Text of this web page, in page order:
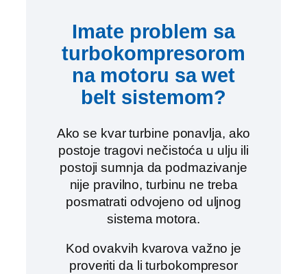
Imate problem sa
turbokompresorom
na motoru sa wet
belt sistemom?
Ako se kvar turbine ponavlja, ako
postoje tragovi nečistoća u ulju ili
postoji sumnja da podmazivanje
nije pravilno, turbinu ne treba
posmatrati odvojeno od uljnog
sistema motora.
Kod ovakvih kvarova važno je
proveriti da li turbokompresor